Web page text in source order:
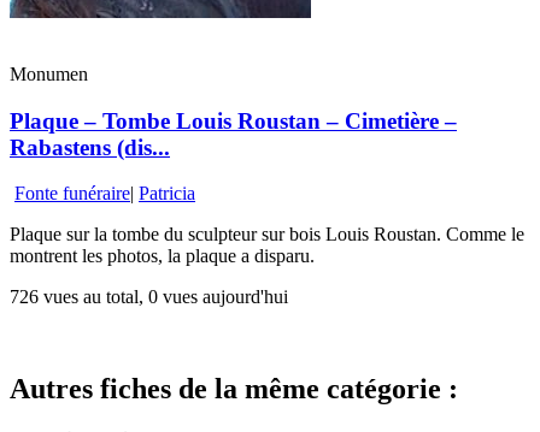
Monumen
Plaque – Tombe Louis Roustan – Cimetière –
Rabastens (dis...
Fonte funéraire| Patricia
Plaque sur la tombe du sculpteur sur bois Louis Roustan. Comme le
montrent les photos, la plaque a disparu.
726 vues au total, 0 vues aujourd'hui
Autres fiches de la même catégorie :